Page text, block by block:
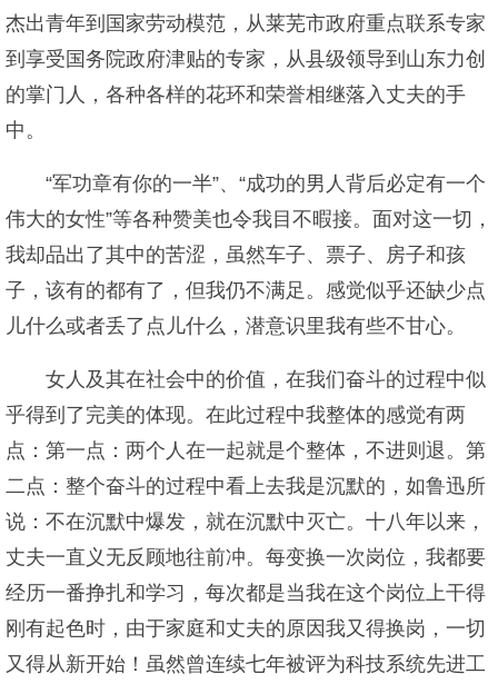
杰出青年到国家劳动模范，从莱芜市政府重点联系专家
到享受国务院政府津贴的专家，从县级领导到山东力创
的掌门人，各种各样的花环和荣誉相继落入丈夫的手
中。
“军功章有你的一半”、“成功的男人背后必定有一个
伟大的女性”等各种赞美也令我目不暇接。面对这一切，
我却品出了其中的苦涩，虽然车子、票子、房子和孩
子，该有的都有了，但我仍不满足。感觉似乎还缺少点
儿什么或者丢了点儿什么，潜意识里我有些不甘心。
女人及其在社会中的价值，在我们奋斗的过程中似
乎得到了完美的体现。在此过程中我整体的感觉有两
点：第一点：两个人在一起就是个整体，不进则退。第
二点：整个奋斗的过程中看上去我是沉默的，如鲁迅所
说：不在沉默中爆发，就在沉默中灭亡。十八年以来，
丈夫一直义无反顾地往前冲。每变换一次岗位，我都要
经历一番挣扎和学习，每次都是当我在这个岗位上干得
刚有起色时，由于家庭和丈夫的原因我又得换岗，一切
又得从新开始！虽然曾连续七年被评为科技系统先进工